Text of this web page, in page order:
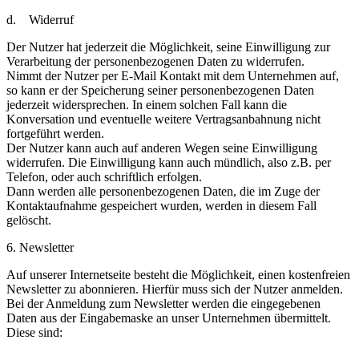
d. Widerruf
Der Nutzer hat jederzeit die Möglichkeit, seine Einwilligung zur
Verarbeitung der personenbezogenen Daten zu widerrufen.
Nimmt der Nutzer per E-Mail Kontakt mit dem Unternehmen auf,
so kann er der Speicherung seiner personenbezogenen Daten
jederzeit widersprechen. In einem solchen Fall kann die
Konversation und eventuelle weitere Vertragsanbahnung nicht
fortgeführt werden.
Der Nutzer kann auch auf anderen Wegen seine Einwilligung
widerrufen. Die Einwilligung kann auch mündlich, also z.B. per
Telefon, oder auch schriftlich erfolgen.
Dann werden alle personenbezogenen Daten, die im Zuge der
Kontaktaufnahme gespeichert wurden, werden in diesem Fall
gelöscht.
6. Newsletter
Auf unserer Internetseite besteht die Möglichkeit, einen kostenfreien
Newsletter zu abonnieren. Hierfür muss sich der Nutzer anmelden.
Bei der Anmeldung zum Newsletter werden die eingegebenen
Daten aus der Eingabemaske an unser Unternehmen übermittelt.
Diese sind: